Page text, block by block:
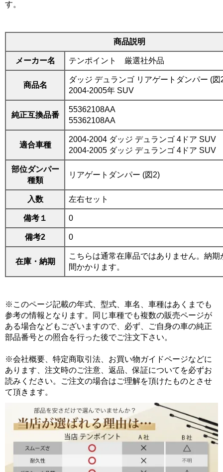
す。
商品説明
メーカー名 テンポイント 厳選社外品
商品名
ダッジ デュランゴ リアゲートダンパー (図
2004-2005年 SUV
純正互換品番
55362108AA
55362108AA
適合車種
2004-2004 ダッジ デュランゴ 4ドア SUV
2004-2005 ダッジ デュランゴ 4ドア SUV
部位ダンパー
種類
リアゲートダンパー (図2)
入数 左右セット
備考１ 0
備考2 0
在庫・納期
こちらは通常在庫品ではありません。納期
間かかります。
※このページ記載の年式、型式、車名、車種はあくまでも
参考の情報となります。同じ車種でも複数の販売ページが
ある場合などもございますので、必ず、ご自身の車の純正
部品番号との照合を行った後でご注文下さい。
※会社概要、特定商取引法、お買い物ガイドページなどに
あります、注文時のご注意、返品、保証についてを必ずお
読みください。ご注文の場合はご理解を頂けたものとさせ
て頂きます。